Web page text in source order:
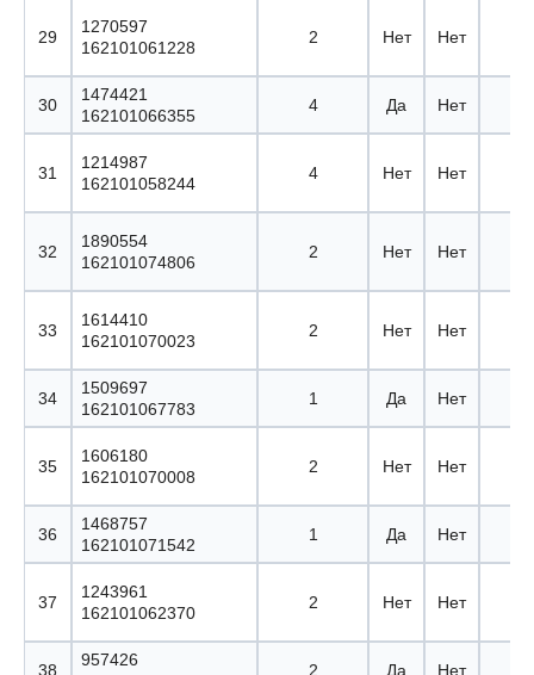
29
1270597
162101061228
2 Нет Нет
30
1474421
162101066355
4 Да Нет
31
1214987
162101058244
4 Нет Нет
32
1890554
162101074806
2 Нет Нет
33
1614410
162101070023
2 Нет Нет
34
1509697
162101067783
1 Да Нет
35
1606180
162101070008
2 Нет Нет
36
1468757
162101071542
1 Да Нет
37
1243961
162101062370
2 Нет Нет
38
957426
2 Да Нет